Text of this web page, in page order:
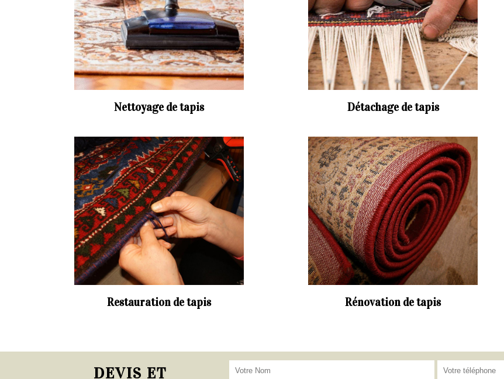
Nettoyage de tapis Détachage de tapis
Restauration de tapis Rénovation de tapis
DEVIS ET